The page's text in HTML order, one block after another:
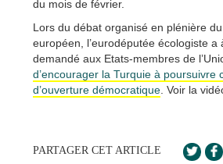
du mois de février.
Lors du débat organisé en plénière
européen, l’eurodéputée écologiste a
demandé aux Etats-membres de
d’encourager la Turquie à poursuivre
d’ouverture démocratique . Voir la
PARTAGER CET ARTICLE